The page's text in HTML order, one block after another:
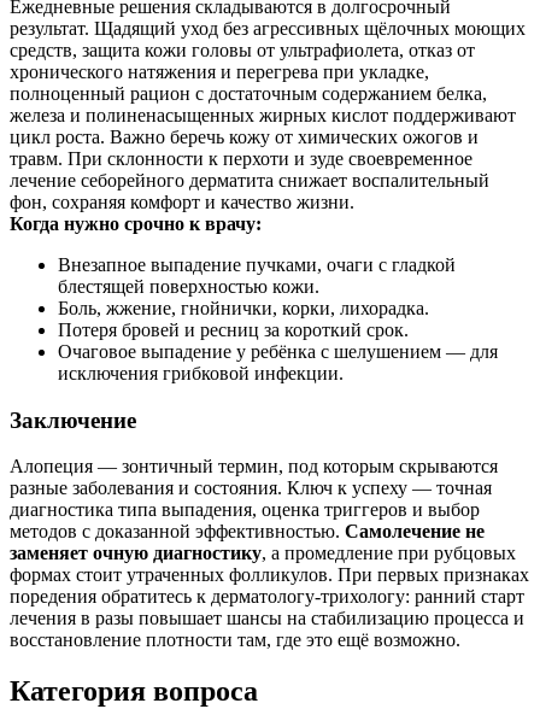
Ежедневные решения складываются в долгосрочный
результат. Щадящий уход без агрессивных щёлочных моющих
средств, защита кожи головы от ультрафиолета, отказ от
хронического натяжения и перегрева при укладке,
полноценный рацион с достаточным содержанием белка,
железа и полиненасыщенных жирных кислот поддерживают
цикл роста. Важно беречь кожу от химических ожогов и
травм. При склонности к перхоти и зуде своевременное
лечение себорейного дерматита снижает воспалительный
фон, сохраняя комфорт и качество жизни.
Когда нужно срочно к врачу:
Внезапное выпадение пучками, очаги с гладкой
блестящей поверхностью кожи.
Боль, жжение, гнойнички, корки, лихорадка.
Потеря бровей и ресниц за короткий срок.
Очаговое выпадение у ребёнка с шелушением — для
исключения грибковой инфекции.
Заключение
Алопеция — зонтичный термин, под которым скрываются
разные заболевания и состояния. Ключ к успеху — точная
диагностика типа выпадения, оценка триггеров и выбор
методов с доказанной эффективностью. Самолечение не
заменяет очную диагностику, а промедление при рубцовых
формах стоит утраченных фолликулов. При первых признаках
поредения обратитесь к дерматологу‑трихологу: ранний старт
лечения в разы повышает шансы на стабилизацию процесса и
восстановление плотности там, где это ещё возможно.
Категория вопроса